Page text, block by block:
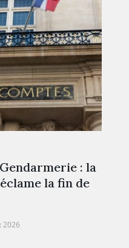
: la
la fin de
2026